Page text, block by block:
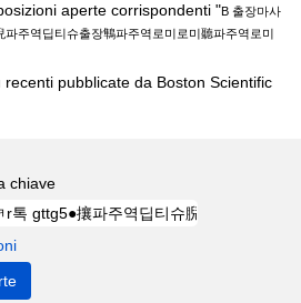
aperte corrispondenti "B 출장마사
주역딥티슈출장鶽파주역로미로미聽파주역로미
pubblicate da Boston Scientific
chiave